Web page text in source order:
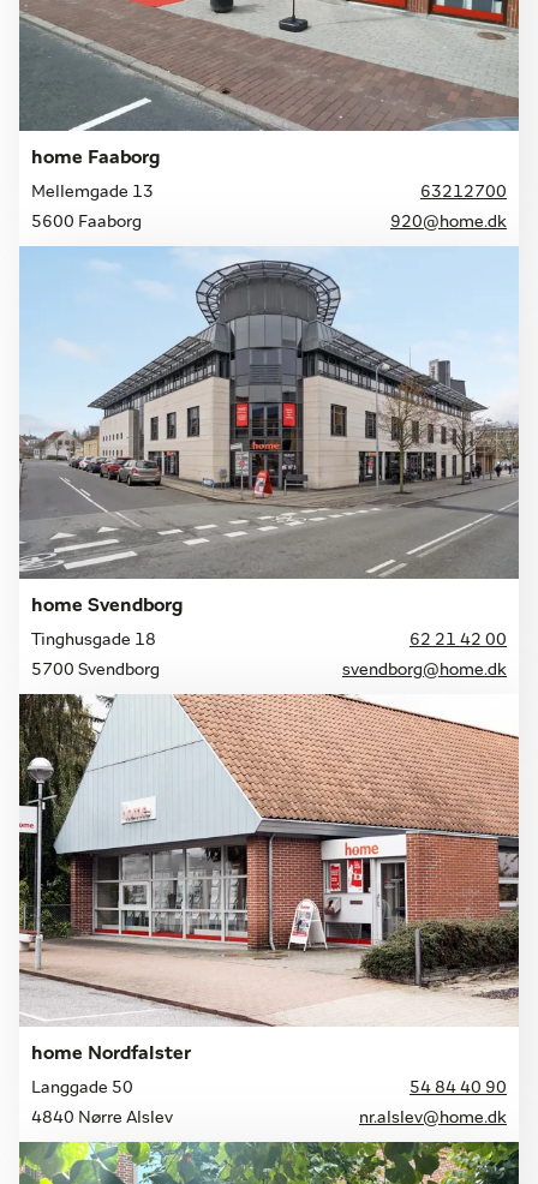
home Faaborg
Mellemgade 13
63212700
5600 Faaborg
920@home.dk
home Svendborg
Tinghusgade 18
62 21 42 00
5700 Svendborg
svendborg@home.dk
home Nordfalster
Langgade 50
54 84 40 90
4840 Nørre Alslev
nr.alslev@home.dk